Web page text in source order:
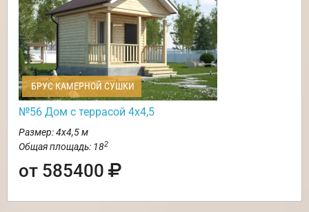
БРУС КАМЕРНОЙ СУШКИ
№56 Дом с террасой 4х4,5
Размер: 4х4,5 м
Общая площадь: 182
от 585400